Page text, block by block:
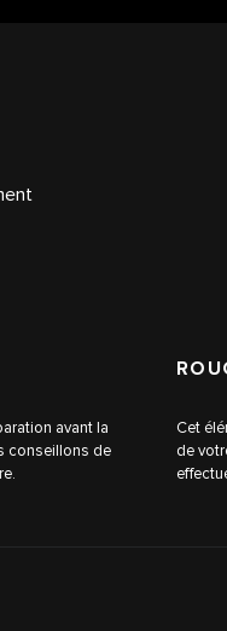
avant la
conseillons de
Cet
de